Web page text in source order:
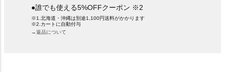
●誰でも使える5%OFFクーポン ※2
※1.北海道・沖縄は別途1,100円送料がかかります
※2.カートに自動付与
→返品について